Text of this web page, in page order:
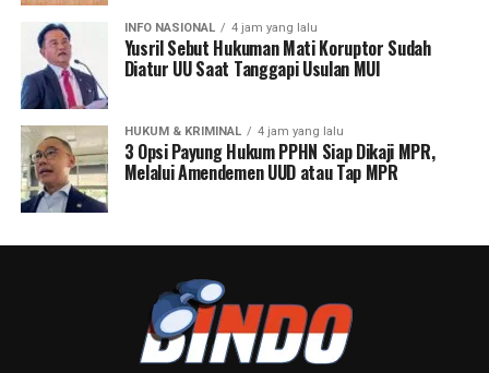
INFO NASIONAL 4 jam yang lalu
Yusril Sebut Hukuman Mati Koruptor Sudah
Diatur UU Saat Tanggapi Usulan MUI
HUKUM & KRIMINAL 4 jam yang lalu
3 Opsi Payung Hukum PPHN Siap Dikaji MPR,
Melalui Amendemen UUD atau Tap MPR